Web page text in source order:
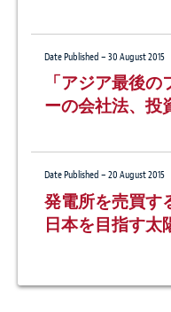
Date Published – 30 August 2015
「アジア最後
ーの会社法、投
Date Published – 20 August 2015
発電所を売買す
日本を目指す太